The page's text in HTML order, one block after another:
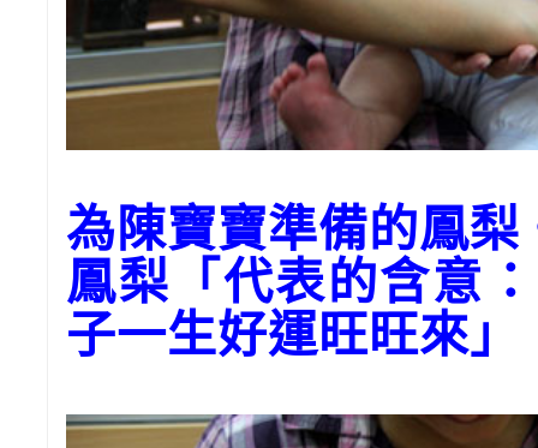
為陳寶寶準備的鳳梨
鳳梨「代表的含意
子一生好運旺旺來」